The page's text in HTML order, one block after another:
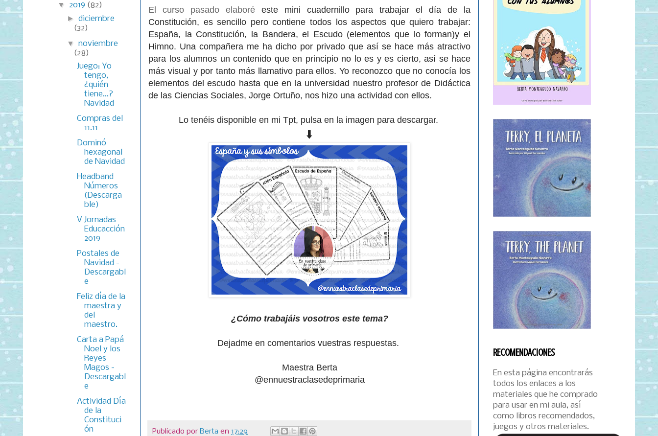
El curso pasado elaboré este mini cuadernillo para trabajar el día de la
Constitución, es sencillo pero contiene todos los aspectos que quiero trabajar:
España, la Constitución, la Bandera, el Escudo (elementos que lo forman)y el
Himno. Una compañera me ha dicho por privado que así se hace más atractivo
para los alumnos un contenido que en principio no lo es y es cierto, así se hace
más visual y por tanto más llamativo para ellos. Yo reconozco que no conocía los
elementos del escudo hasta que en la universidad nuestro profesor de Didáctica
de las Ciencias Sociales, Jorge Ortuño, nos hizo una actividad con ellos.
Lo tenéis disponible en mi Tpt, pulsa en la imagen para descargar.
⬇️
¿Cómo trabajáis vosotros este tema?
Dejadme en comentarios vuestras respuestas.
Maestra Berta
@ennuestraclasedeprimaria
Publicado por Berta en 17:29
▼ 2019 (82)
►diciembre
(32)
▼noviembre
(28)
Juego: Yo
tengo,
¿quién
tiene...?
Navidad
Compras del
11.11
Dominó
hexagonal
de Navidad
Headband
Números
(Descarga
ble)
V Jornadas
Educacción
2019
Postales de
Navidad -
Descargabl
e
Feliz día de la
maestra y
del
maestro.
Carta a Papá
Noel y los
Reyes
Magos -
Descargabl
e
Actividad Día
de la
Constituci
ón
RECOMENDACIONES
En esta página encontrarás
todos los enlaces a los
materiales que he comprado
para usar en mi aula, así
como libros recomendados,
juegos y otros materiales.